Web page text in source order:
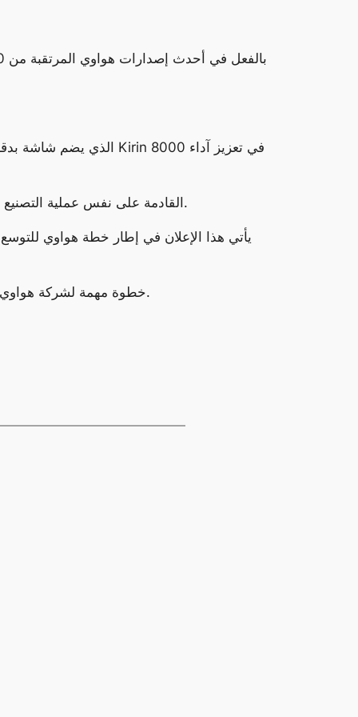
يذكر أن هواوي قدمت رقاقة Kirin 9006C الحالية بدقة تصنيع 5 نانومتر، ومن المتوقع أن ترتكز رقاقة Kirin 8000 القادمة على نفس عملية التصنيع.
يأتي هذا الإعلان في إطار خطة هواوي
يمثل إطلاق هاتف Nova 12 Pro بمعالج Kirin 8000 خطوة مهمة لشركة هواوي، حيث يؤكد التزام الشركة بتقديم منتجات مبتكرة عالية الأداء.